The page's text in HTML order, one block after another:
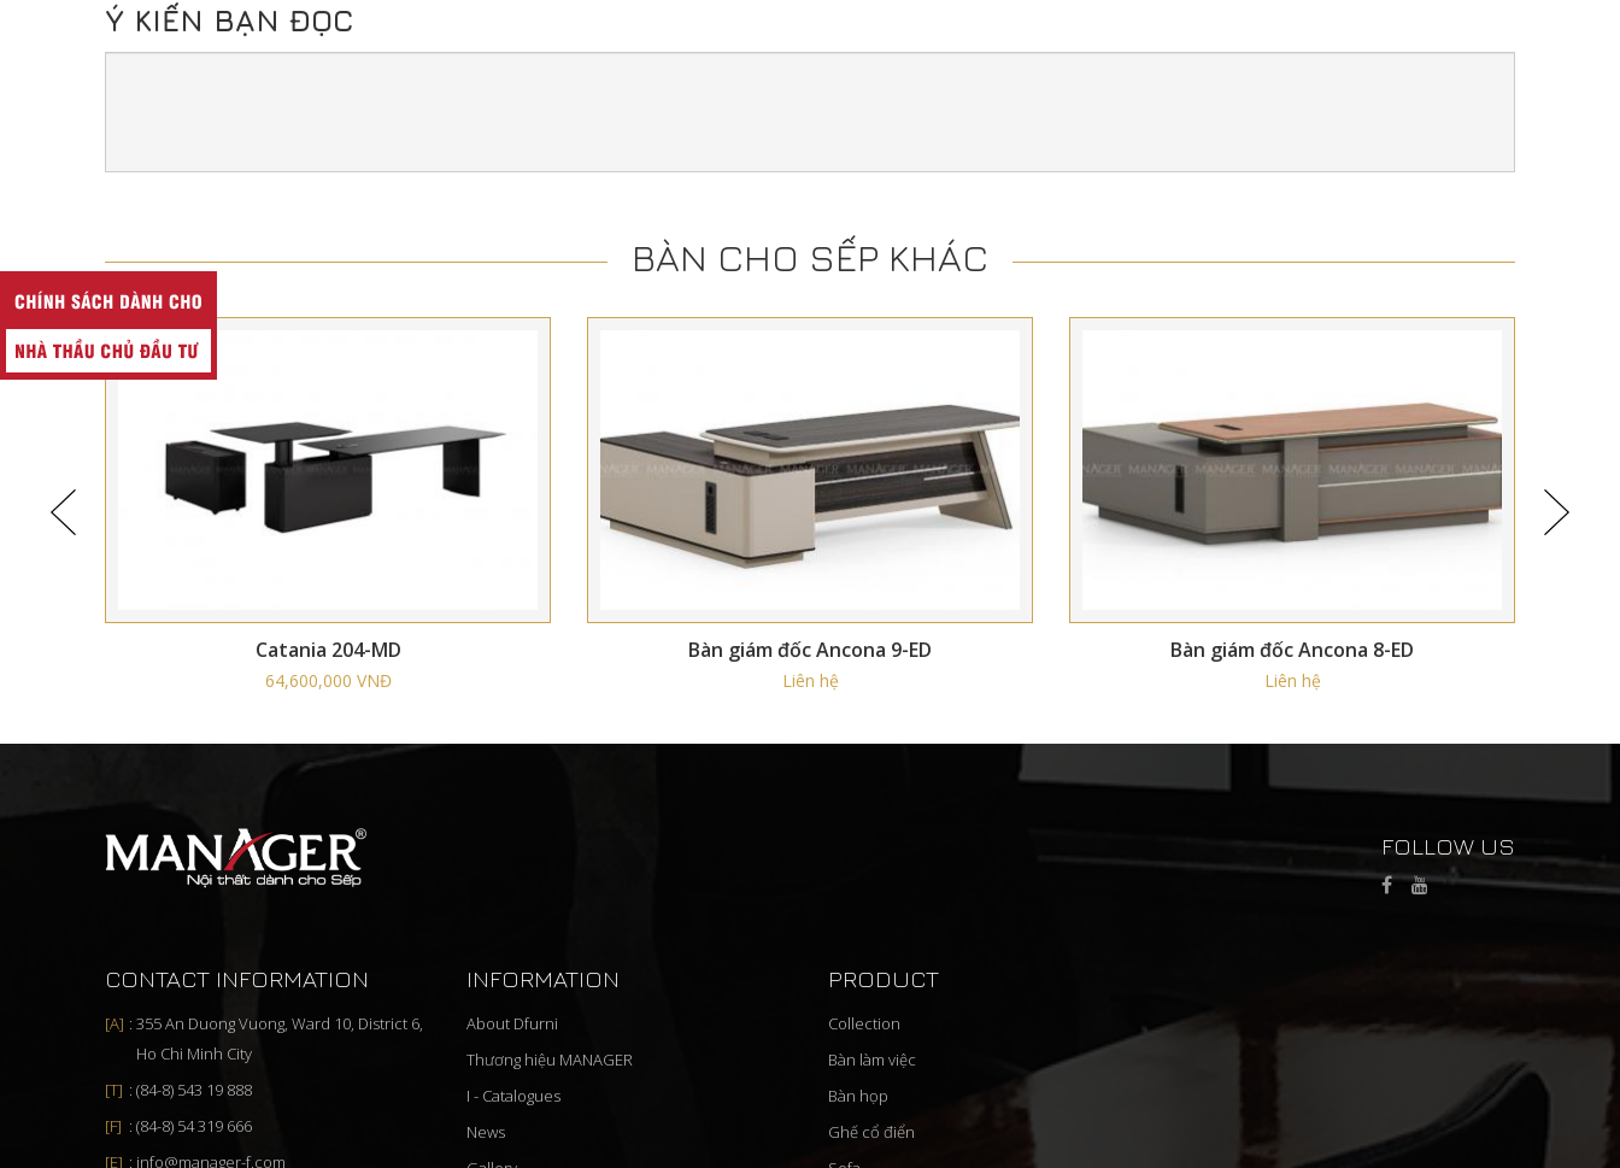
Ý KIẾN BẠN ĐỌC
BÀN CHO SẾP KHÁC
Catania 204-MD
64,600,000 VNĐ
Bàn giám đốc Ancona 9-ED
Liên hệ
Bàn giám đốc Ancona 8-ED
Liên hệ
FOLLOW US
CONTACT INFORMATION
355 An Duong Vuong, Ward 10, District 6,
Ho Chi Minh City
(84-8) 543 19 888
(84-8) 54 319 666
info@manager-f.com
INFORMATION
About Dfurni
Thương hiệu MANAGER
I - Catalogues
News
PRODUCT
Collection
Bàn làm việc
Bàn họp
Ghế cổ điển